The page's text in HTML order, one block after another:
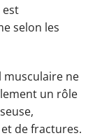
est
selon les
musculaire ne
un rôle
de fractures.